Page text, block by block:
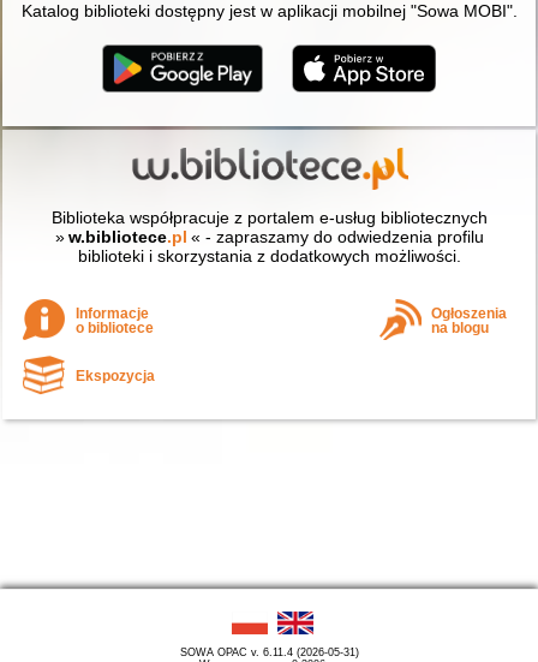
Katalog biblioteki dostępny jest w aplikacji mobilnej "Sowa MOBI".
Biblioteka współpracuje z portalem e-usług bibliotecznych
» w.bibliotece.pl « - zapraszamy do odwiedzenia profilu
biblioteki i skorzystania z dodatkowych możliwości.
Informacje
o bibliotece
Ogłoszenia
na blogu
Ekspozycja
SOWA OPAC v. 6.11.4 (2026-05-31)